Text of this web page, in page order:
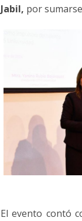
Jabil, por
El evento contó